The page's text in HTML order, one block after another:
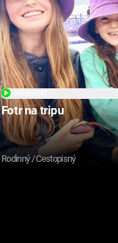
Fotr na tripu
Rodinný / Cestopisný